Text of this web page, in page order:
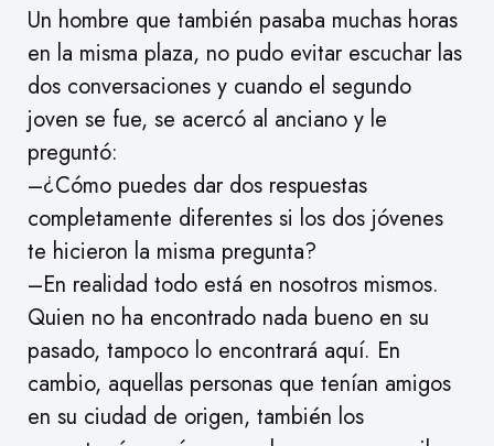
Un hombre que también pasaba muchas horas
en la misma plaza, no pudo evitar escuchar las
dos conversaciones y cuando el segundo
joven se fue, se acercó al anciano y le
preguntó:
–¿Cómo puedes dar dos respuestas
completamente diferentes si los dos jóvenes
te hicieron la misma pregunta?
–En realidad todo está en nosotros mismos.
Quien no ha encontrado nada bueno en su
pasado, tampoco lo encontrará aquí. En
cambio, aquellas personas que tenían amigos
en su ciudad de origen, también los